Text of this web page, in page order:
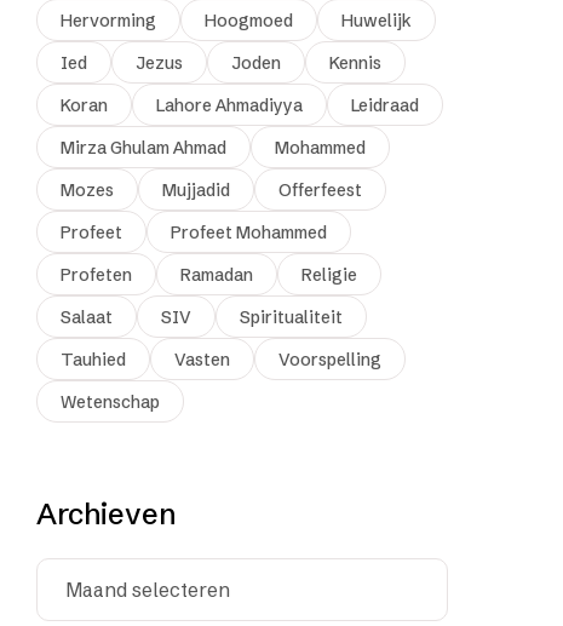
Hervorming
Hoogmoed
Huwelijk
Ied
Jezus Joden
Kennis
Koran
Lahore Ahmadiyya
Leidraad
Mirza Ghulam Ahmad
Mohammed
Mozes
Mujjadid
Offerfeest
Profeet
Profeet Mohammed
Profeten
Ramadan
Religie
Salaat
SIV
Spiritualiteit
Tauhied
Vasten
Voorspelling
Wetenschap
Archieven